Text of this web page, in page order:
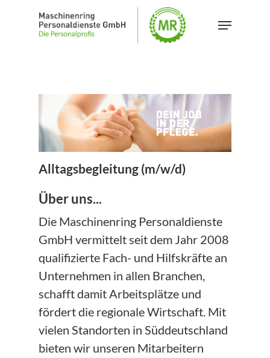
Menu
Alltagsbegleitung (m/w/d)
Über uns...
Die Maschinenring Personaldienste
GmbH vermittelt seit dem Jahr 2008
qualifizierte Fach- und Hilfskräfte an
Unternehmen in allen Branchen,
schafft damit Arbeitsplätze und
fördert die regionale Wirtschaft. Mit
vielen Standorten in Süddeutschland
bieten wir unseren Mitarbeitern